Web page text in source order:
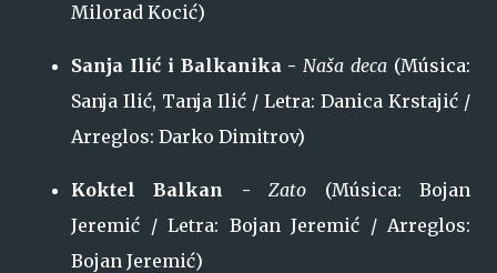
Milorad Kocić)
Sanja Ilić i Balkanika -Naša deca (Música:
Sanja Ilić, Tanja Ilić / Letra: Danica Krstajić /
Arreglos: Darko Dimitrov)
Koktel Balkan -Zato (Música: Bojan
Jeremić / Letra: Bojan Jeremić / Arreglos:
Bojan Jeremić)